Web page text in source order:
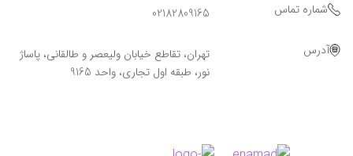
شماره تماس 02182809165
آدرس
تهران، تقاطع خیابان ولیعصر و طالقانی، پاساژ
نور، طبقه اول تجاری، واحد 9165